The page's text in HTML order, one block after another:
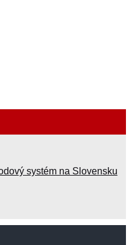
systém na Slovensku